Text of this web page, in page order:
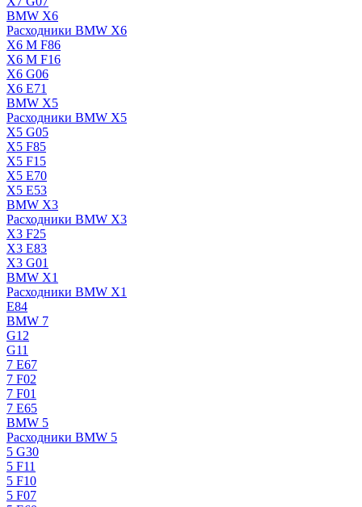
BMW X6
Расходники BMW X6
X6 M F86
X6 M F16
X6 G06
X6 E71
BMW X5
Расходники BMW X5
X5 G05
X5 F85
X5 F15
X5 E70
X5 E53
BMW X3
Расходники BMW X3
X3 F25
X3 E83
X3 G01
BMW X1
Расходники BMW X1
E84
BMW 7
G12
G11
7 Е67
7 F02
7 F01
7 E65
BMW 5
Расходники BMW 5
5 G30
5 F11
5 F10
5 F07